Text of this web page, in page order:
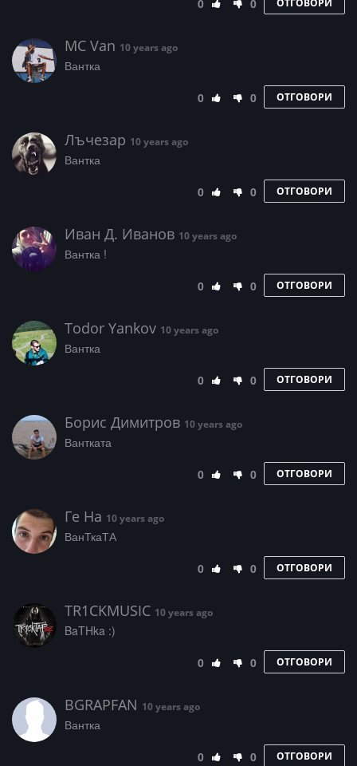
0 0
MC Van 10 years ago
Вантка
0 0 ОТГОВОРИ
Лъчезар 10 years ago
Вантка
0 0 ОТГОВОРИ
Иван Д. Иванов 10 years ago
Вантка !
0 0 ОТГОВОРИ
Todor Yankov 10 years ago
Вантка
0 0 ОТГОВОРИ
Борис Димитров 10 years ago
Вантката
0 0 ОТГОВОРИ
Ге На 10 years ago
ВанТкаТА
0 0 ОТГОВОРИ
TR1CKMUSIC 10 years ago
BaTHka :)
0 0 ОТГОВОРИ
BGRAPFAN 10 years ago
Вантка
0 0 ОТГОВОРИ